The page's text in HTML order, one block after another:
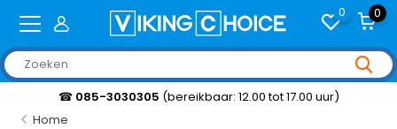
0 0
☎ 085-3030305 (bereikbaar: 12.00 tot 17.00 uur)
Home